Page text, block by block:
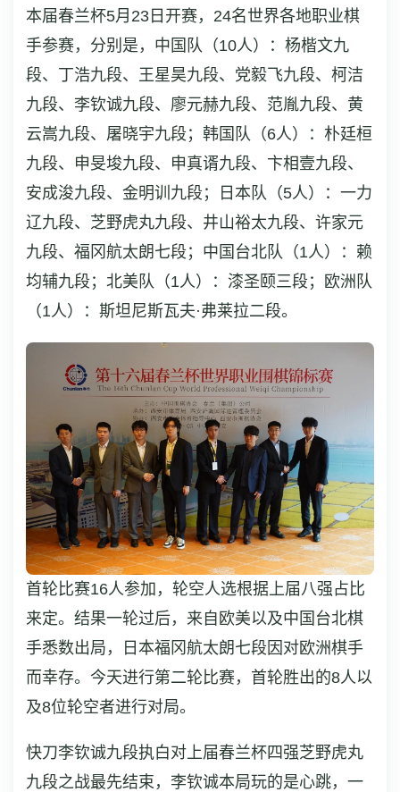
本届春兰杯5月23日开赛，24名世界各地职业棋
手参赛，分别是，中国队（10人）：杨楷文九
段、丁浩九段、王星昊九段、党毅飞九段、柯洁
九段、李钦诚九段、廖元赫九段、范胤九段、黄
云嵩九段、屠晓宇九段；韩国队（6人）：朴廷桓
九段、申旻埈九段、申真谞九段、卞相壹九段、
安成浚九段、金明训九段；日本队（5人）：一力
辽九段、芝野虎丸九段、井山裕太九段、许家元
九段、福冈航太朗七段；中国台北队（1人）：赖
均辅九段；北美队（1人）：漆圣颐三段；欧洲队
（1人）：斯坦尼斯瓦夫·弗莱拉二段。
首轮比赛16人参加，轮空人选根据上届八强占比
来定。结果一轮过后，来自欧美以及中国台北棋
手悉数出局，日本福冈航太朗七段因对欧洲棋手
而幸存。今天进行第二轮比赛，首轮胜出的8人以
及8位轮空者进行对局。
快刀李钦诚九段执白对上届春兰杯四强芝野虎丸
九段之战最先结束，李钦诚本局玩的是心跳，一